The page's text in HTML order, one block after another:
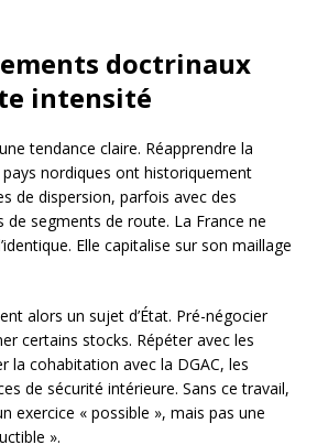
doctrinaux
intensité
tendance claire. Réapprendre la
nordiques ont historiquement
de dispersion, parfois avec des
de segments de route. La France ne
Elle capitalise sur son maillage
alors un sujet d’État. Pré-négocier
certains stocks. Répéter avec les
la cohabitation avec la DGAC, les
de sécurité intérieure. Sans ce travail,
exercice « possible », mais pas une
».